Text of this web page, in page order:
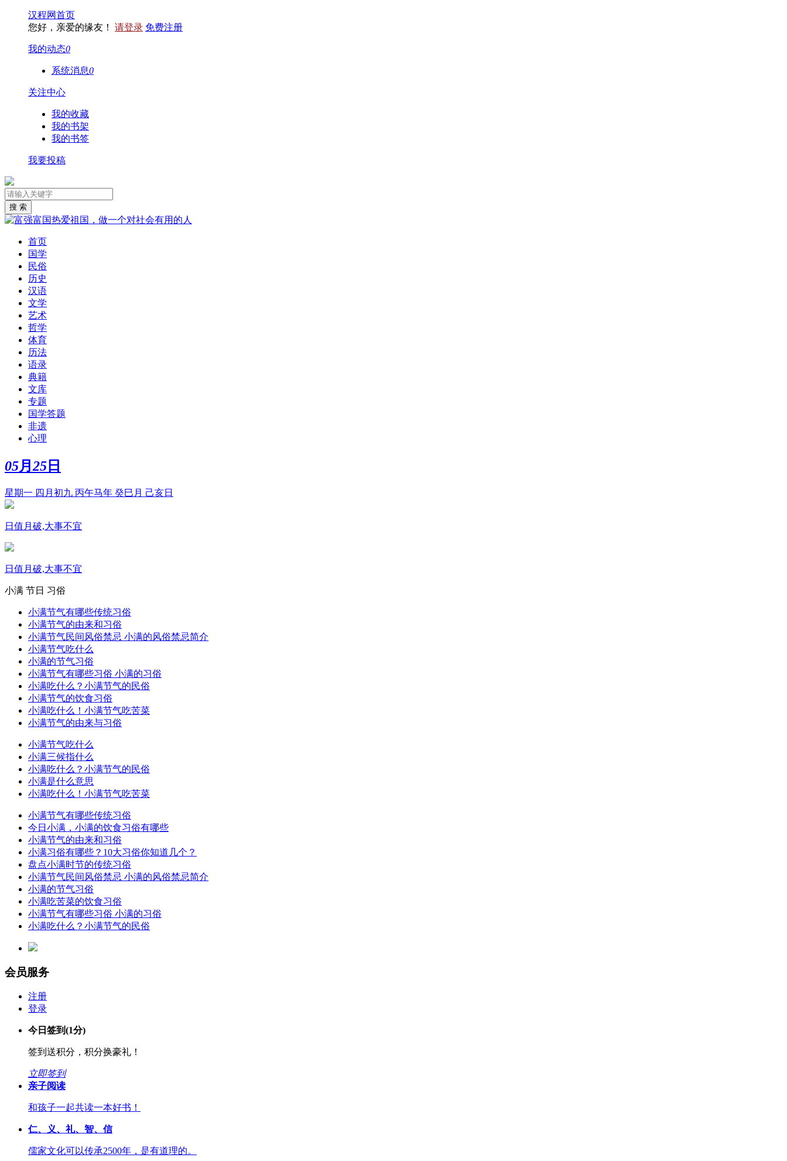
汉程网首页
您好，亲爱的缘友！ 请登录 免费注册
我的动态0
系统消息0
关注中心
我的收藏
我的书架
我的书签
我要投稿
首页
国学
民俗
历史
汉语
文学
艺术
哲学
体育
历法
语录
典籍
文库
专题
国学答题
非遗
心理
05月 25 日
星期一 四月初九 丙午马年 癸巳月 己亥日
日值月破,大事不宜
日值月破,大事不宜
小满 节日 习俗
小满节气有哪些传统习俗
小满节气的由来和习俗
小满节气民间风俗禁忌 小满的风俗禁忌简介
小满节气吃什么
小满的节气习俗
小满节气有哪些习俗 小满的习俗
小满吃什么？小满节气的民俗
小满节气的饮食习俗
小满吃什么！小满节气吃苦菜
小满节气的由来与习俗
小满节气吃什么
小满三候指什么
小满吃什么？小满节气的民俗
小满是什么意思
小满吃什么！小满节气吃苦菜
小满节气有哪些传统习俗
今日小满，小满的饮食习俗有哪些
小满节气的由来和习俗
小满习俗有哪些？10大习俗你知道几个？
盘点小满时节的传统习俗
小满节气民间风俗禁忌 小满的风俗禁忌简介
小满的节气习俗
小满吃苦菜的饮食习俗
小满节气有哪些习俗 小满的习俗
小满吃什么？小满节气的民俗
会员服务
注册
登录
今日签到(1分)
签到送积分，积分换豪礼！
立即签到
亲子阅读
和孩子一起共读一本好书！
仁、义、礼、智、信
儒家文化可以传承2500年，是有道理的。